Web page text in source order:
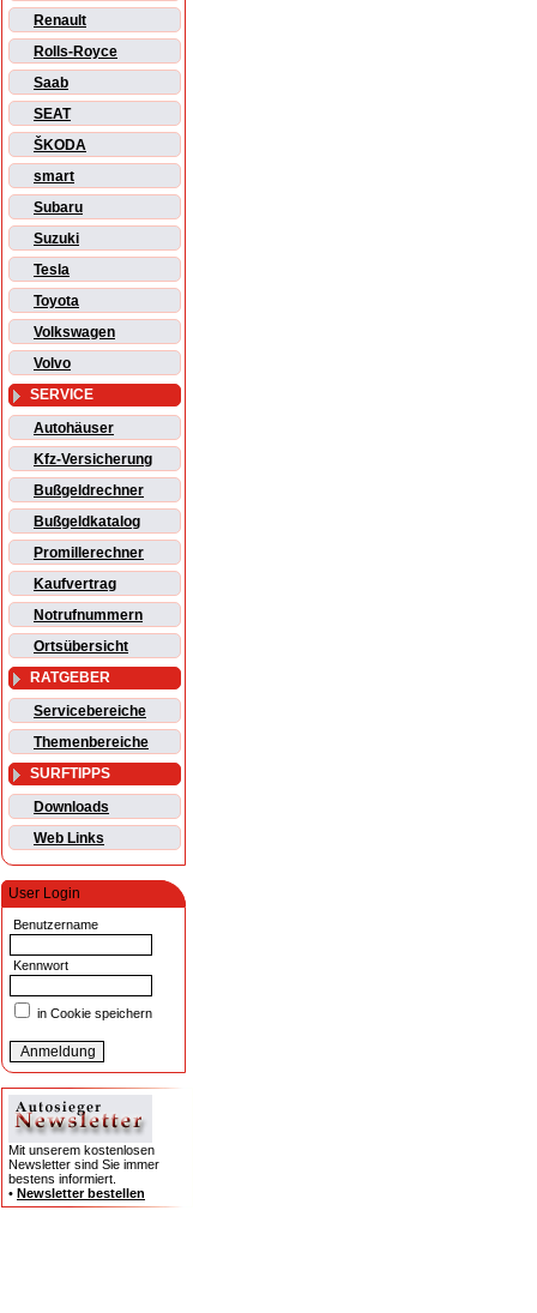
Renault
Rolls-Royce
Saab
SEAT
ŠKODA
smart
Subaru
Suzuki
Tesla
Toyota
Volkswagen
Volvo
SERVICE
Autohäuser
Kfz-Versicherung
Bußgeldrechner
Bußgeldkatalog
Promillerechner
Kaufvertrag
Notrufnummern
Ortsübersicht
RATGEBER
Servicebereiche
Themenbereiche
SURFTIPPS
Downloads
Web Links
User Login
Benutzername
Kennwort
in Cookie speichern
Mit unserem kostenlosen
Newsletter sind Sie immer
bestens informiert.
• Newsletter bestellen